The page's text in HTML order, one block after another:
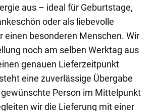
aus – ideal für Geburtstage,
oder als liebevolle
einen besonderen Menschen. Wir
noch am selben Werktag aus
genauen Lieferzeitpunkt
eine zuverlässige Übergabe
Person im Mittelpunkt
wir die Lieferung mit einer